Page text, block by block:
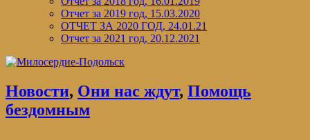
Отчет за 2019 год, 15.03.2020
ОТЧЕТ ЗА 2020 ГОД, 24.01.21
Отчет за 2021 год, 20.12.2021
Новости, Они нас ждут, Помощь
бездомным